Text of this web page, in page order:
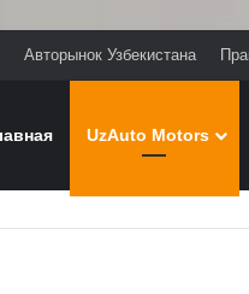
Авторынок Узбекистана
UzAuto Motors